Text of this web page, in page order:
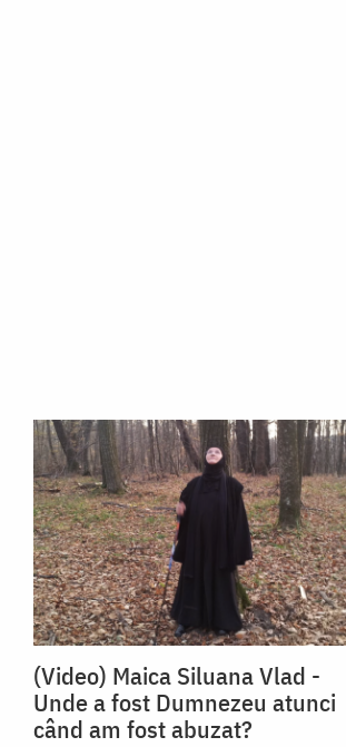
(Video) Maica Siluana Vlad -
Unde a fost Dumnezeu atunci
când am fost abuzat?